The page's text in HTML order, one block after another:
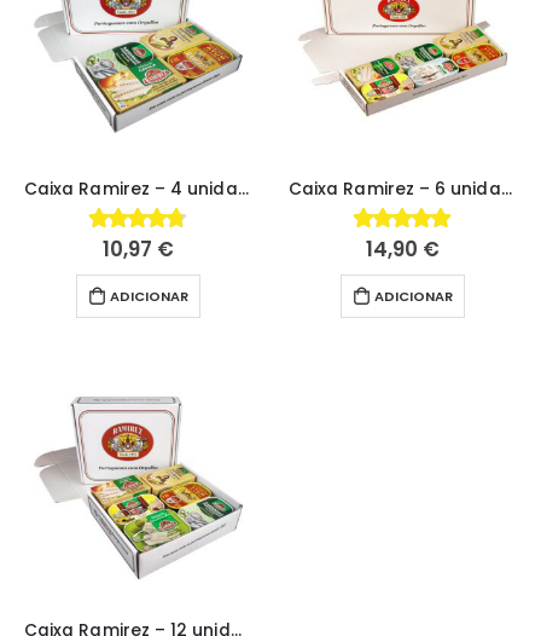
Caixa Ramirez – 4 unidades
4.72fora de 5
10,97 €
ADICIONAR
Caixa Ramirez – 6 unidades
4.96fora de 5
14,90 €
ADICIONAR
Caixa Ramirez – 12 unidades